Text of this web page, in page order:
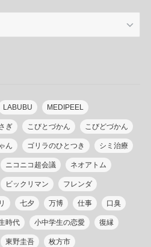
LABUBU MEDIPEEL
ぎ こびとづかん こびどづかん
ん ゴリラのひとつき シミ治療
ニコニコ超会議 ネオアトム
ビックリマン フレンダ
七夕 万博 仕事 口臭
時代 小中学生の恋愛 復縁
東野圭吾 枚方市